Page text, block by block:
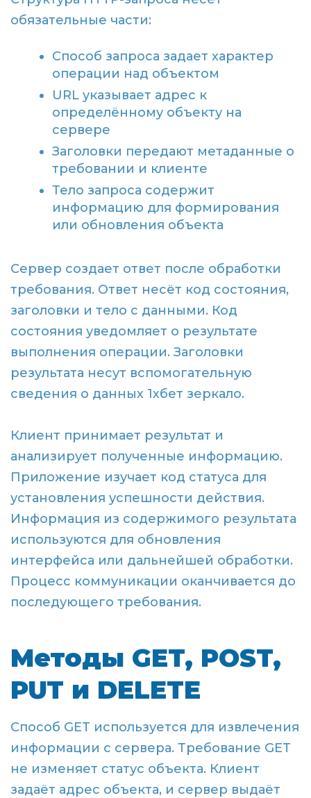
обязательные части:
Способ запроса задает характер
операции над объектом
URL указывает адрес к
определённому объекту на
сервере
Заголовки передают метаданные о
требовании и клиенте
Тело запроса содержит
информацию для формирования
или обновления объекта
Сервер создает ответ после обработки
требования. Ответ несёт код состояния,
заголовки и тело с данными. Код
состояния уведомляет о результате
выполнения операции. Заголовки
результата несут вспомогательную
сведения о данных 1хбет зеркало.
Клиент принимает результат и
анализирует полученные информацию.
Приложение изучает код статуса для
установления успешности действия.
Информация из содержимого результата
используются для обновления
интерфейса или дальнейшей обработки.
Процесс коммуникации оканчивается до
последующего требования.
Методы GET, POST,
PUT и DELETE
Способ GET используется для извлечения
информации с сервера. Требование GET
не изменяет статус объекта. Клиент
задаёт адрес объекта, и сервер выдаёт